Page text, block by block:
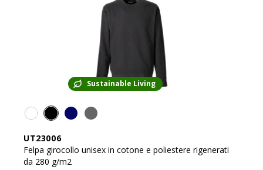
Sustainable Living
UT23006
Felpa girocollo unisex in cotone e poliestere rigenerati
da 280 g/m2